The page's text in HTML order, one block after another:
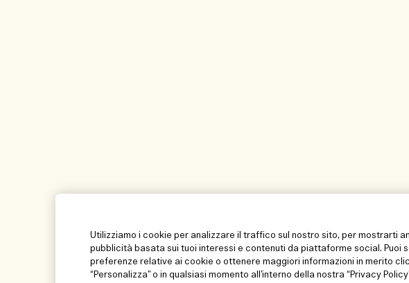
Utilizziamo i cookie per analizzare il traffico sul nostro sito, per mostrarti
pubblicità basata sui tuoi interessi e contenuti da piattaforme social. Puoi
preferenze relative ai cookie o ottenere maggiori informazioni in merito
“Personalizza” o in qualsiasi momento all’interno della nostra “Privacy